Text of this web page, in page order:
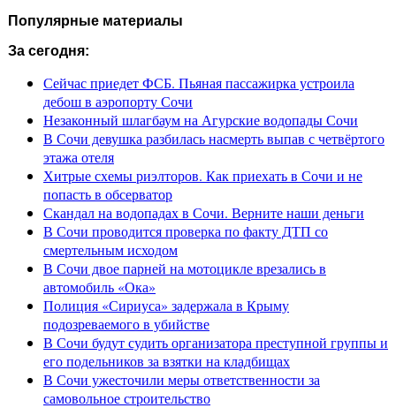
Популярные материалы
За сегодня:
Сейчас приедет ФСБ. Пьяная пассажирка устроила
дебош в аэропорту Сочи
Незаконный шлагбаум на Агурские водопады Сочи
В Сочи девушка разбилась насмерть выпав с четвёртого
этажа отеля
Хитрые схемы риэлторов. Как приехать в Сочи и не
попасть в обсерватор
Скандал на водопадах в Сочи. Верните наши деньги
В Сочи проводится проверка по факту ДТП со
смертельным исходом
В Сочи двое парней на мотоцикле врезались в
автомобиль «Ока»
Полиция «Сириуса» задержала в Крыму
подозреваемого в убийстве
В Сочи будут судить организатора преступной группы и
его подельников за взятки на кладбищах
В Сочи ужесточили меры ответственности за
самовольное строительство